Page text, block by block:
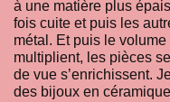
à une matière plus
fois cuite et puis les
métal. Et puis le
multiplient, les pièces
de vue s’enrichissent.
des bijoux en